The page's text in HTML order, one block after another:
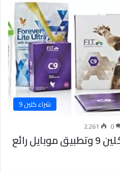
شراء كلين 9
0 2٬261
ماهو كلين 9 | مكونات كلين 9 وتطبيق موبايل رائع